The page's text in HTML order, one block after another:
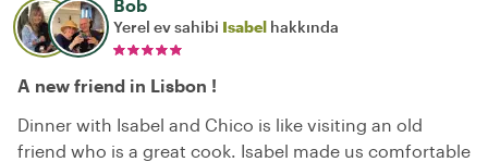
Bob
Yerel ev sahibi Isabel hakkında
A new friend in Lisbon !
Dinner with Isabel and Chico is like visiting an old
friend who is a great cook. Isabel made us comfortable